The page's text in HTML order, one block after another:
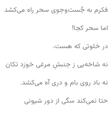
فکرم به جُست‌وجوی سحر راه می‌کشد
اما سحر کجا!
در خلوتی که هست،
نه شاخه‌یی ز جنبشِ مرغی خورَد تکان
نه باد روی بام و دری آه می‌کشد.
حتا نمی‌کند سگی از دور شیونی